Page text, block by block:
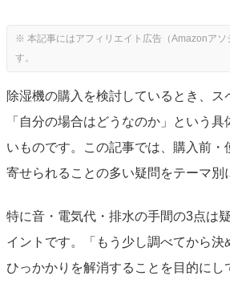
除湿機の購入を検討しているとき、ス
「自分の場合はどうなのか」という
いものです。この記事では、購入前・
寄せられることの多い疑問をテーマ別
特に音・電気代・排水の手間の3点は
イントです。「もう少し調べてから決
ひっかかりを解消することを目的にし